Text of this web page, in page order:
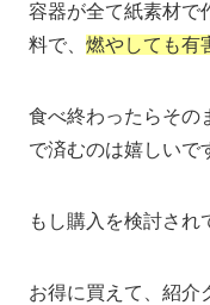
容器が全て紙素材で
料で、 燃やしても有
食べ終わったらその
で済むのは嬉しいで
もし購入を検討され
お得に買えて、紹介